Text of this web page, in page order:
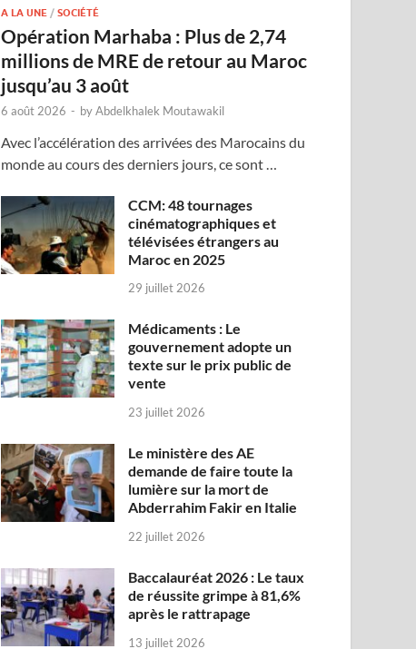
A LA UNE /SOCIÉTÉ
Opération Marhaba : Plus de 2,74
millions de MRE de retour au Maroc
jusqu’au 3 août
6 août 2026 - byAbdelkhalek Moutawakil
Avec l’accélération des arrivées des Marocains du
monde au cours des derniers jours, ce sont …
CCM: 48 tournages
cinématographiques et
télévisées étrangers au
Maroc en 2025
29 juillet 2026
Médicaments : Le
gouvernement adopte un
texte sur le prix public de
vente
23 juillet 2026
Le ministère des AE
demande de faire toute la
lumière sur la mort de
Abderrahim Fakir en Italie
22 juillet 2026
Baccalauréat 2026 : Le taux
de réussite grimpe à 81,6%
après le rattrapage
13 juillet 2026